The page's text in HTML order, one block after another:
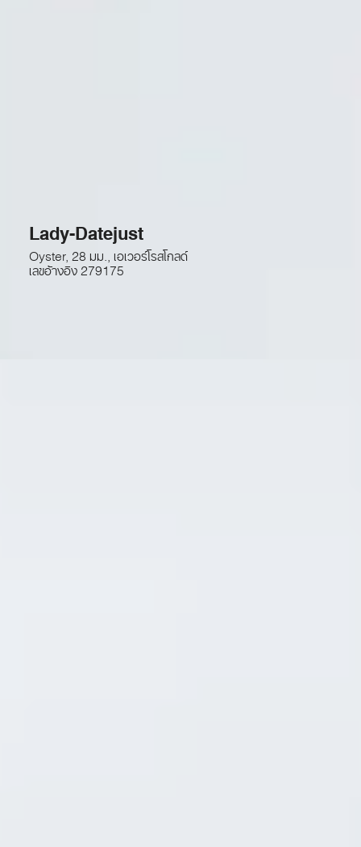
Lady-Datejust
Oyster, 28 มม., เอเวอร์โรสโกลด์
เลขอ้างอิง279175